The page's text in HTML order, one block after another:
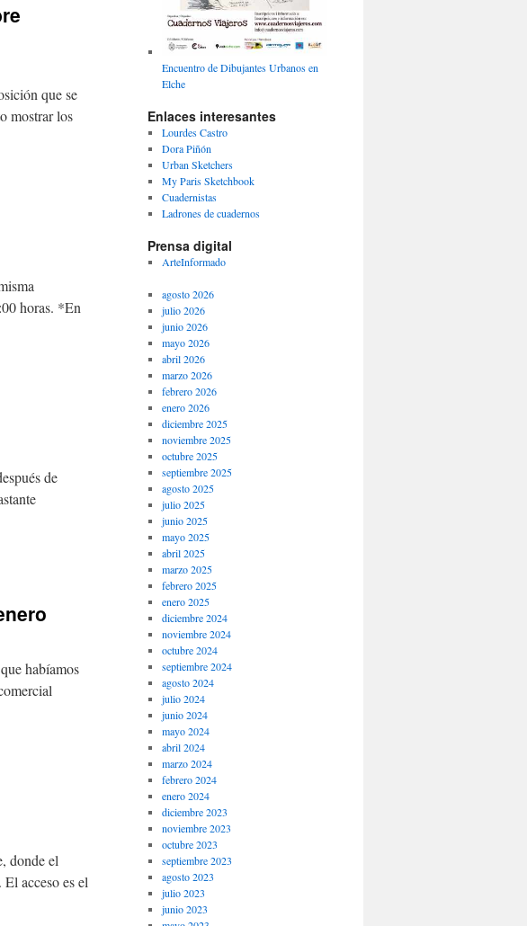
que se
mostrar los
horas. *En
de
habíamos
donde el
acceso es el
Encuentro de Dibujantes Urbanos en
Elche
Enlaces interesantes
Lourdes Castro
Dora Piñón
Urban Sketchers
My Paris Sketchbook
Cuadernistas
Ladrones de cuadernos
Prensa digital
ArteInformado
agosto 2026
julio 2026
junio 2026
mayo 2026
abril 2026
marzo 2026
febrero 2026
enero 2026
diciembre 2025
noviembre 2025
octubre 2025
septiembre 2025
agosto 2025
julio 2025
junio 2025
mayo 2025
abril 2025
marzo 2025
febrero 2025
enero 2025
diciembre 2024
noviembre 2024
octubre 2024
septiembre 2024
agosto 2024
julio 2024
junio 2024
mayo 2024
abril 2024
marzo 2024
febrero 2024
enero 2024
diciembre 2023
noviembre 2023
octubre 2023
septiembre 2023
agosto 2023
julio 2023
junio 2023